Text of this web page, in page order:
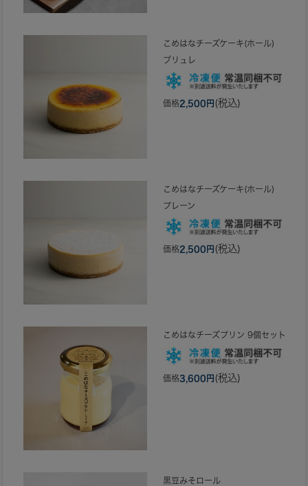
こめはなチーズケーキ(ホール)
ブリュレ
価格2,500円 (税込)
こめはなチーズケーキ(ホール)
プレーン
価格2,500円 (税込)
こめはなチーズプリン 9個セット
価格3,600円 (税込)
黒豆みそロール